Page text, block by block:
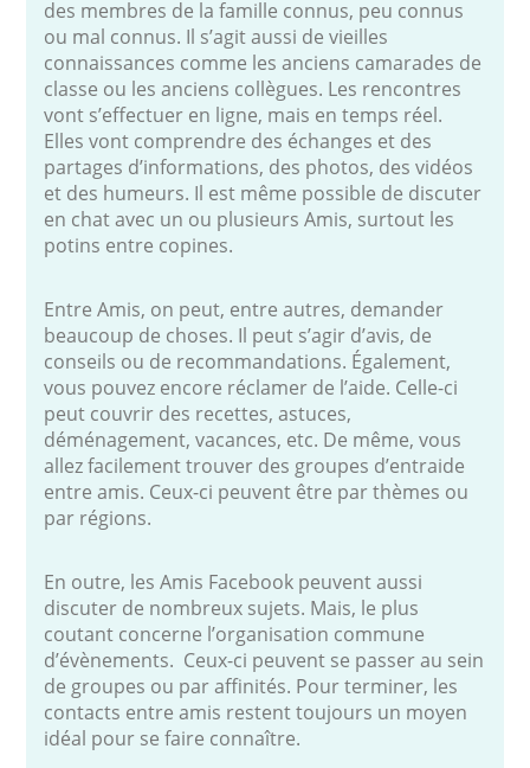
des membres de la famille connus, peu connus
ou mal connus. Il s’agit aussi de vieilles
connaissances comme les anciens camarades de
classe ou les anciens collègues. Les rencontres
vont s’effectuer en ligne, mais en temps réel.
Elles vont comprendre des échanges et des
partages d’informations, des photos, des vidéos
et des humeurs. Il est même possible de discuter
en chat avec un ou plusieurs Amis, surtout les
potins entre copines.
Entre Amis, on peut, entre autres, demander
beaucoup de choses. Il peut s’agir d’avis, de
conseils ou de recommandations. Également,
vous pouvez encore réclamer de l’aide. Celle-ci
peut couvrir des recettes, astuces,
déménagement, vacances, etc. De même, vous
allez facilement trouver des groupes d’entraide
entre amis. Ceux-ci peuvent être par thèmes ou
par régions.
En outre, les Amis Facebook peuvent aussi
discuter de nombreux sujets. Mais, le plus
coutant concerne l’organisation commune
d’évènements. Ceux-ci peuvent se passer au sein
de groupes ou par affinités. Pour terminer, les
contacts entre amis restent toujours un moyen
idéal pour se faire connaître.